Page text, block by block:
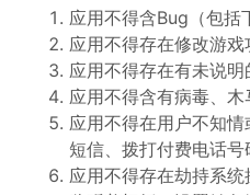
应用不得含Bug（包括
应用不得存在修改游戏
应用不得存在有未说明
应用不得含有病毒、
应用不得在用户不知
短信、拨打付费电话号
应用不得存在劫持系